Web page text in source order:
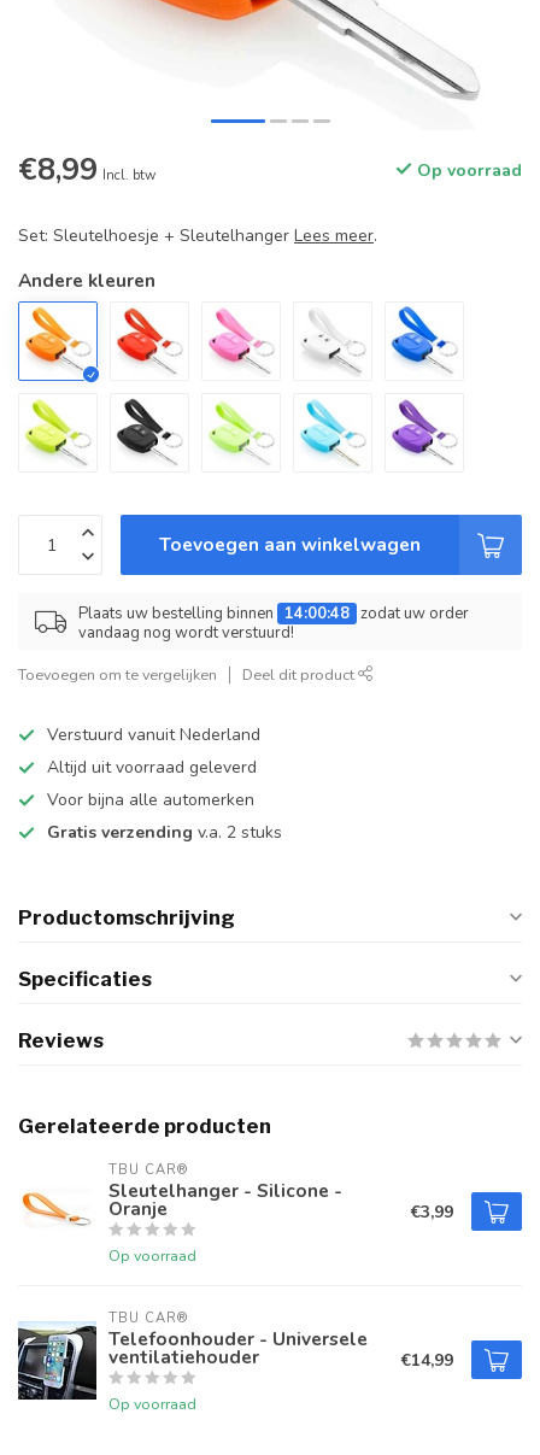
€8,99 Incl. btw Op voorraad
Set: Sleutelhoesje + Sleutelhanger Lees meer.
Andere kleuren
Toevoegen aan winkelwagen
Plaats uw bestelling binnen 14:00:48 zodat uw order
vandaag nog wordt verstuurd!
Toevoegen om te vergelijken Deel dit product
Verstuurd vanuit Nederland
Altijd uit voorraad geleverd
Voor bijna alle automerken
Gratis verzending v.a. 2 stuks
Productomschrijving
Specificaties
Reviews
Gerelateerde producten
TBU CAR®
Sleutelhanger - Silicone -
Oranje
Op voorraad
€3,99
TBU CAR®
Telefoonhouder - Universele
ventilatiehouder
Op voorraad
€14,99